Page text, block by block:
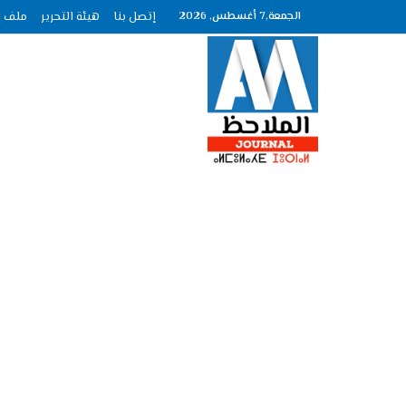
الجمعة,7 أغسطس, 2026 إتصل بنا هيئة التحرير ملف